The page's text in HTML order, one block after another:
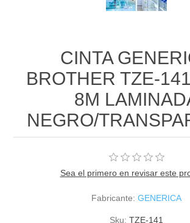
CINTA
BROTHER TZE-
8M
NEGRO/
Sea el primero en revisar este
Fabricante: GENERICA
Sku: TZE-141